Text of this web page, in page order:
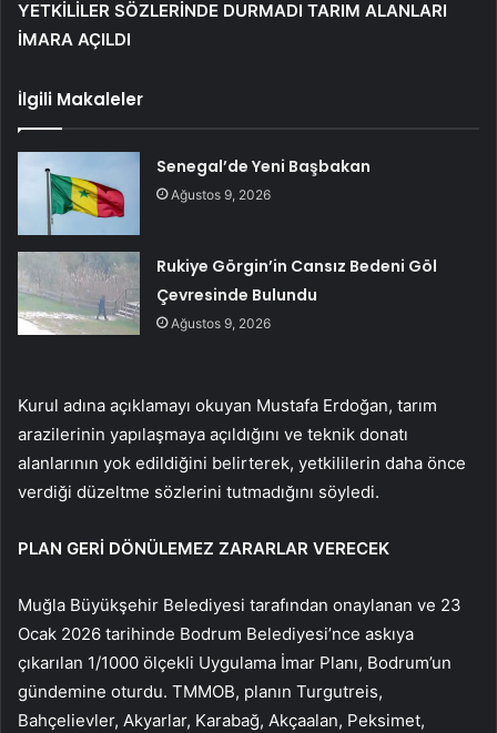
YETKİLİLER SÖZLERİNDE DURMADI TARIM ALANLARI
İMARA AÇILDI
İlgili Makaleler
Senegal’de Yeni Başbakan
Ağustos 9, 2026
Rukiye Görgin’in Cansız Bedeni Göl
Çevresinde Bulundu
Ağustos 9, 2026
Kurul adına açıklamayı okuyan Mustafa Erdoğan, tarım
arazilerinin yapılaşmaya açıldığını ve teknik donatı
alanlarının yok edildiğini belirterek, yetkililerin daha önce
verdiği düzeltme sözlerini tutmadığını söyledi.
PLAN GERİ DÖNÜLEMEZ ZARARLAR VERECEK
Muğla Büyükşehir Belediyesi tarafından onaylanan ve 23
Ocak 2026 tarihinde Bodrum Belediyesi’nce askıya
çıkarılan 1/1000 ölçekli Uygulama İmar Planı, Bodrum’un
gündemine oturdu. TMMOB, planın Turgutreis,
Bahçelievler, Akyarlar, Karabağ, Akçaalan, Peksimet,